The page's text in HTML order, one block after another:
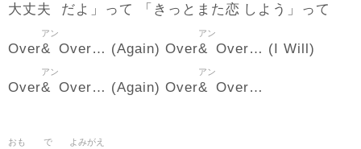
大丈夫 だよ」って 「きっとまた恋 しよう」って
Over&
アン
Over… (Again) Over&
アン
Over… (I Will)
Over&
アン
Over… (Again) Over&
アン
Over…
おも で よみがえ